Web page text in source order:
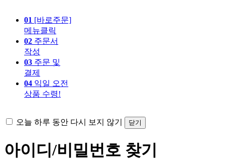
01 [바로주문]
메뉴클릭
02 주문서
작성
03 주문 및
결제
04 익일 오전
상품 수령!
오늘 하루 동안 다시 보지 않기 닫기
아이디/비밀번호 찾기